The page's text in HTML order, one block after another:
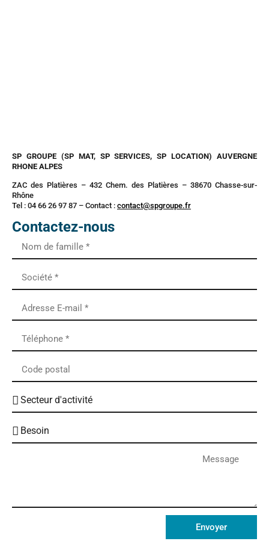
SP GROUPE (SP MAT, SP SERVICES, SP LOCATION) AUVERGNE
RHONE ALPES
ZAC des Platières – 432 Chem. des Platières – 38670 Chasse-sur-
Rhône
Tel : 04 66 26 97 87 – Contact : contact@spgroupe.fr
Contactez-nous
Envoyer